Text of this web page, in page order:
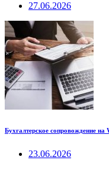
27.06.2026
Бухгалтерское сопровождение на
23.06.2026